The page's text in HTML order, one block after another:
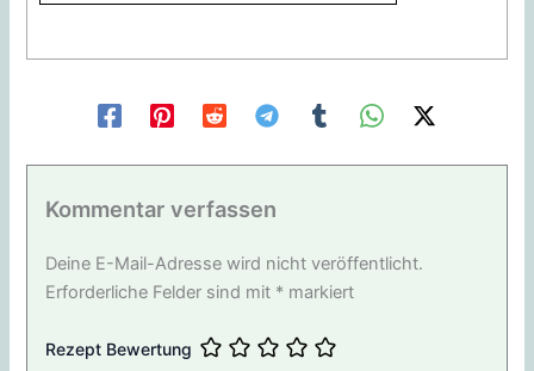
Kommentar verfassen
Deine E-Mail-Adresse wird nicht veröffentlicht.
Erforderliche Felder sind mit * markiert
Rezept Bewertung